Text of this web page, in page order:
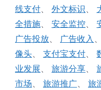
线支付、 外文标识、
全措施、 安全监控、
广告投放、 广告收入 、
像头、 支付宝支付、
业发展、 旅游分享、
市场、 旅游推广、 旅